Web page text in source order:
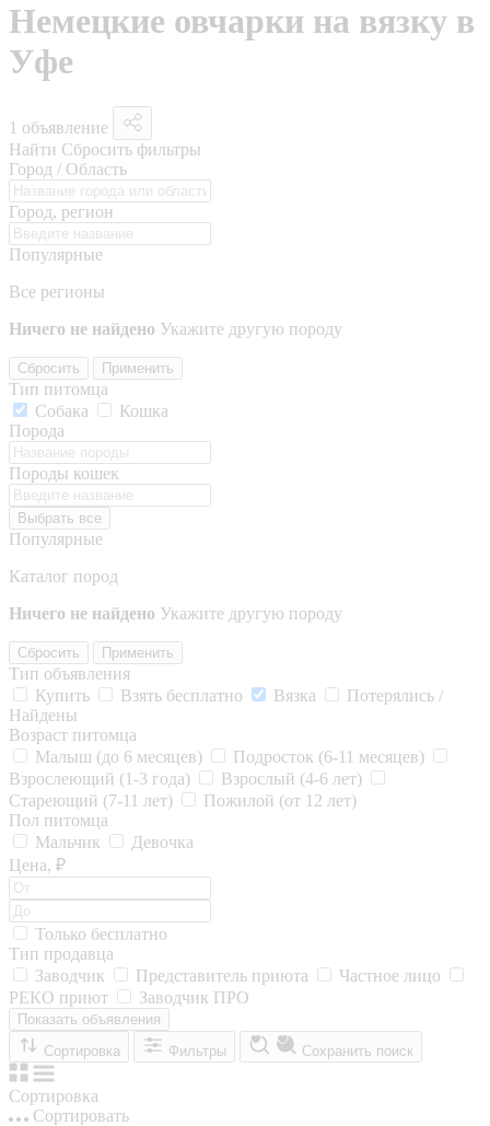
Немецкие овчарки на вязку в
Уфе
1 объявление
Найти Сбросить фильтры
Город / Область
Город, регион
Популярные
Все регионы
Ничего не найдено Укажите другую породу
Сбросить Применить
Тип питомца
Собака
Кошка
Порода
Породы кошек
Выбрать все
Популярные
Каталог пород
Ничего не найдено Укажите другую породу
Сбросить Применить
Тип объявления
Купить
Взять бесплатно Вязка
Потерялись /
Найдены
Возраст питомца
Малыш (до 6 месяцев)
Подросток (6-11 месяцев)
Взрослеющий (1-3 года)
Взрослый (4-6 лет)
Стареющий (7-11 лет)
Пожилой (от 12 лет)
Пол питомца
Мальчик
Девочка
Цена, ₽
Только бесплатно
Тип продавца
Заводчик
Представитель приюта
Частное лицо
РЕКО приют
Заводчик ПРО
Показать объявления
Сортировка
Фильтры Сохранить поиск
Сортировка
Сортировать